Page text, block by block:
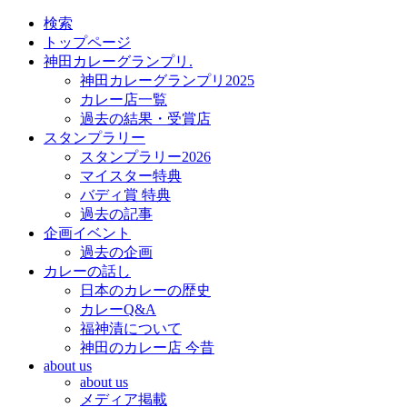
検索
トップページ
神田カレーグランプリ.
神田カレーグランプリ2025
カレー店一覧
過去の結果・受賞店
スタンプラリー
スタンプラリー2026
マイスター特典
バディ賞 特典
過去の記事
企画イベント
過去の企画
カレーの話し
日本のカレーの歴史
カレーQ&A
福神漬について
神田のカレー店 今昔
about us
about us
メディア掲載